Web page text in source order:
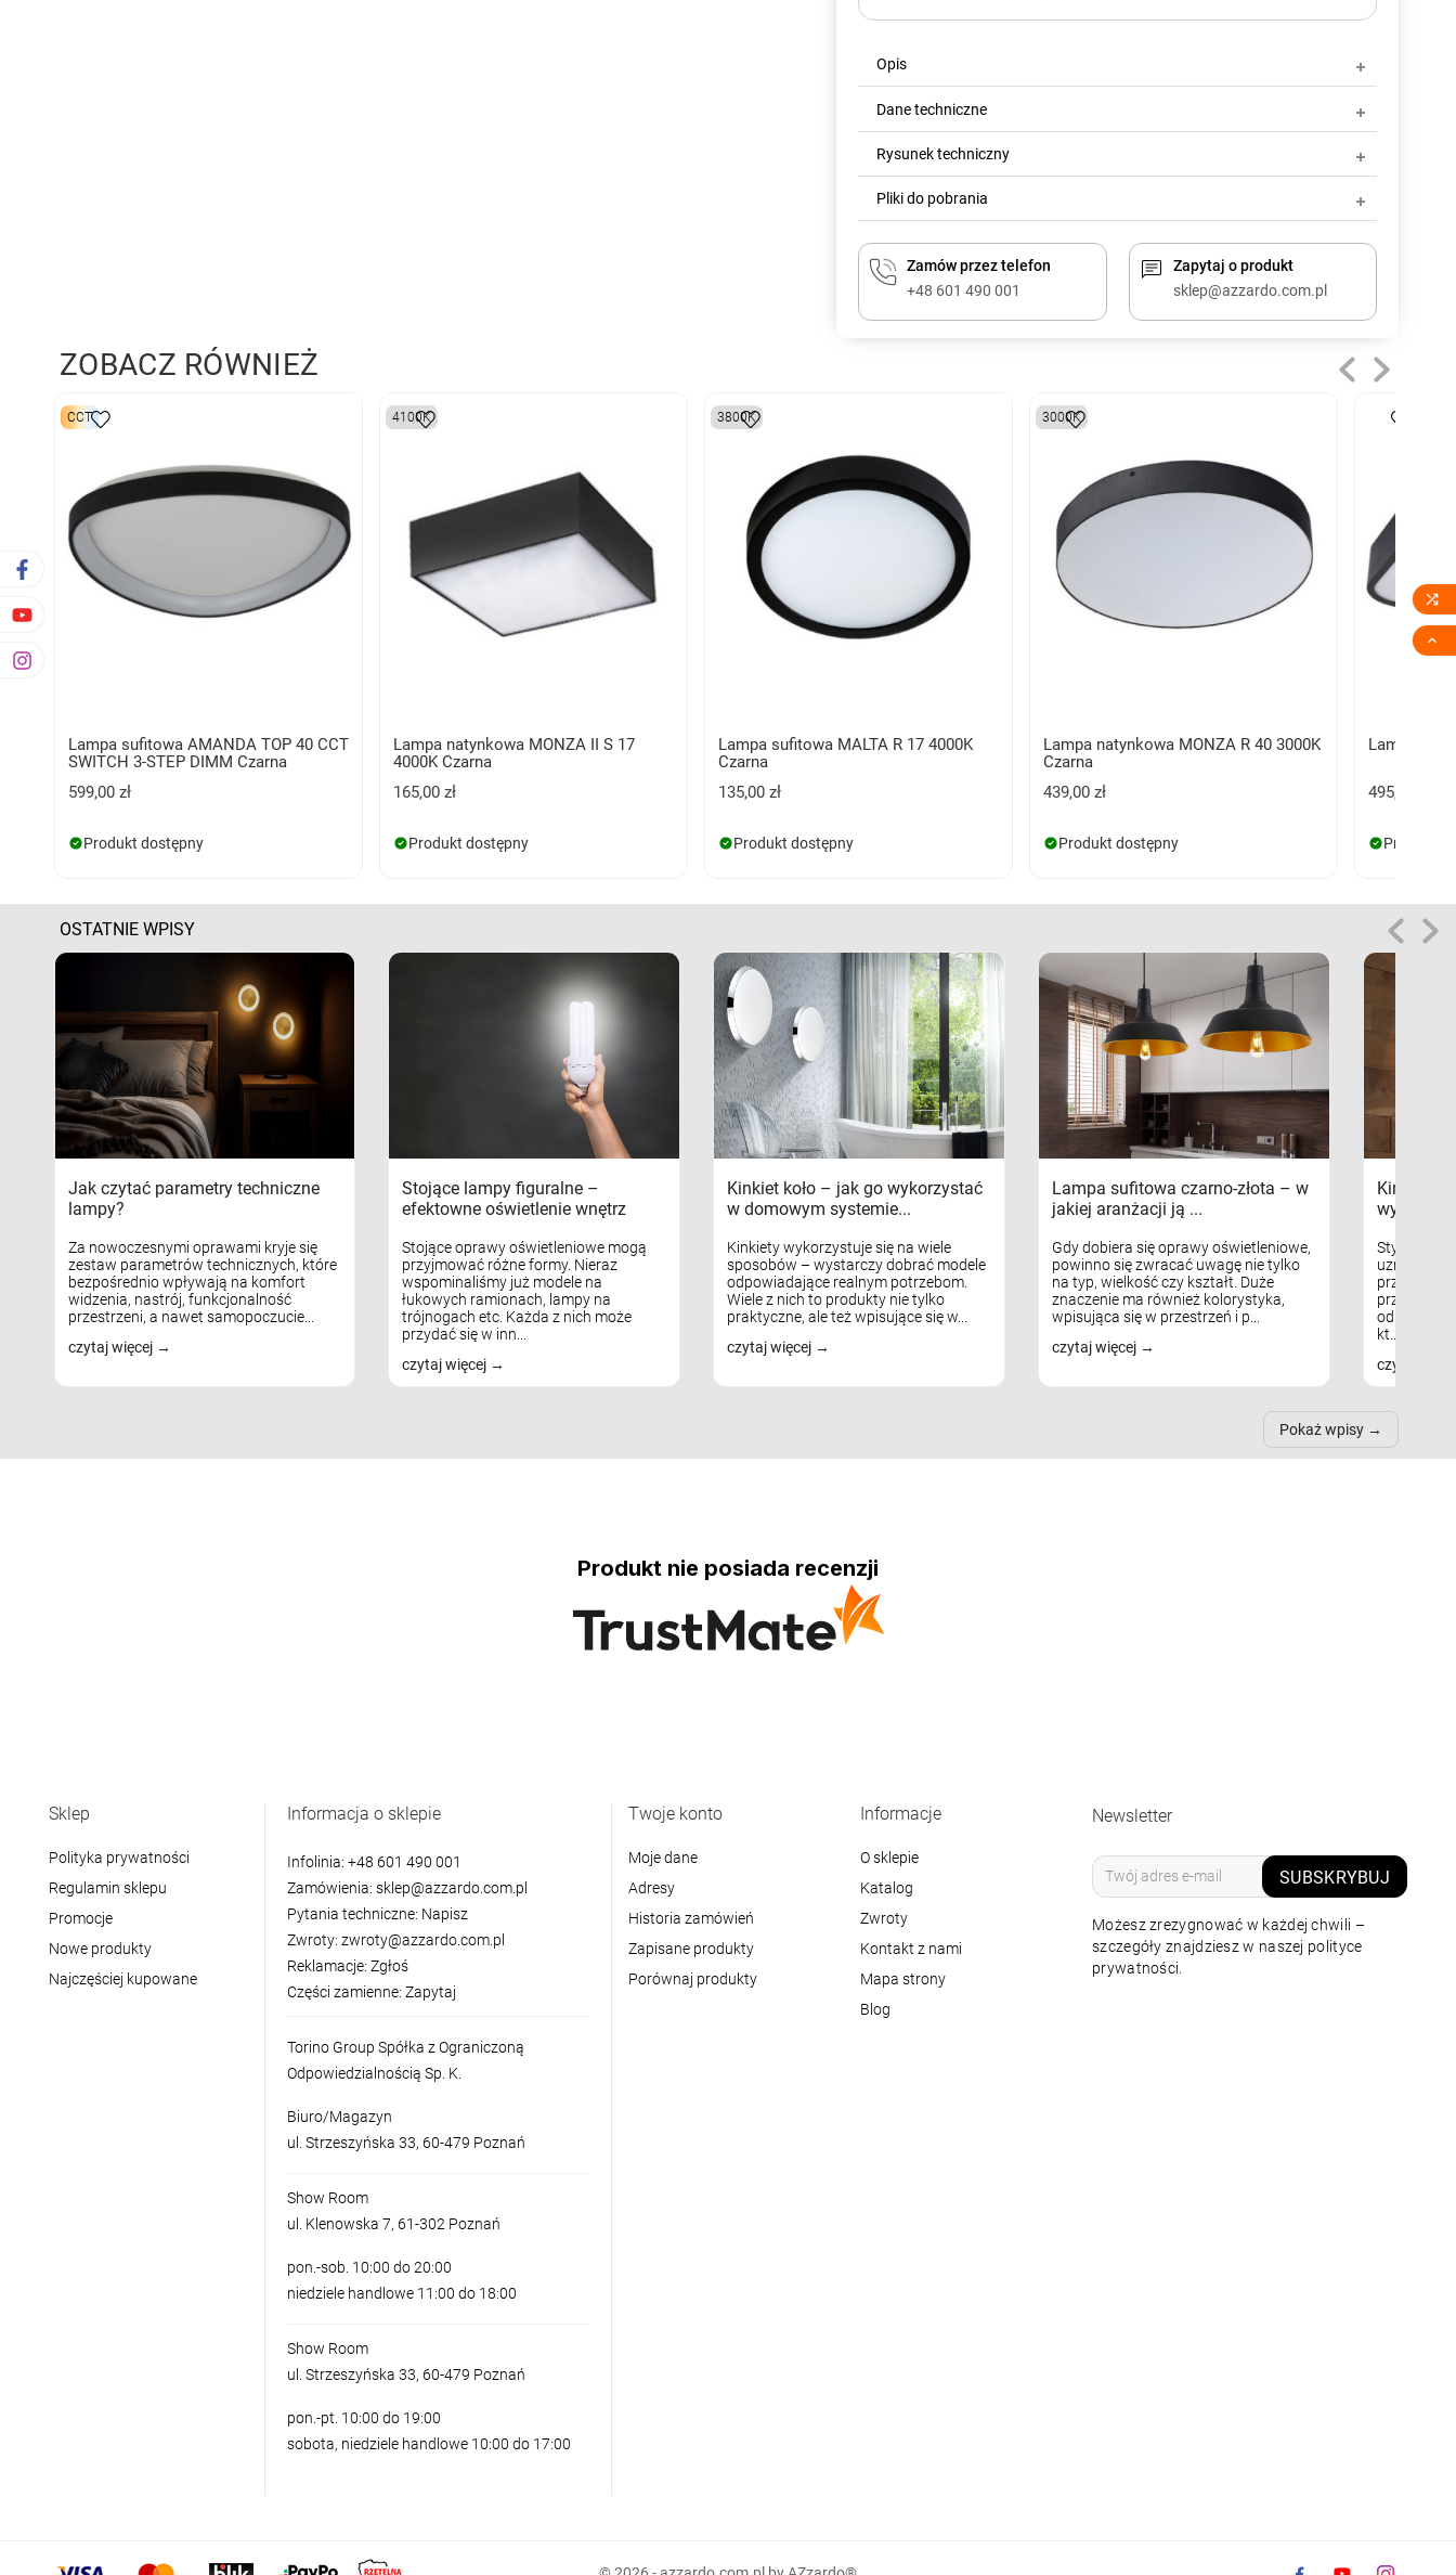
Opis
Dane techniczne
Rysunek techniczny
Pliki do pobrania
Zamów przez telefon
+48 601 490 001
Zapytaj o produkt
sklep@azzardo.com.pl
ZOBACZ RÓWNIEŻ
CCT
Lampa sufitowa AMANDA TOP 40 CCT
SWITCH 3-STEP DIMM Czarna
599,00 zł
Produkt dostępny
4100K
Lampa natynkowa MONZA II S 17
4000K Czarna
165,00 zł
Produkt dostępny
3800K
Lampa sufitowa MALTA R 17 4000K
Czarna
135,00 zł
Produkt dostępny
3000K
Lampa natynkowa MONZA R 40 3000K
Czarna
439,00 zł
Produkt dostępny
Lampa
495,00 zł
Produkt
OSTATNIE WPISY
Jak czytać parametry techniczne
lampy?
Za nowoczesnymi oprawami kryje się
zestaw parametrów technicznych, które
bezpośrednio wpływają na komfort
widzenia, nastrój, funkcjonalność
przestrzeni, a nawet samopoczucie...
czytaj więcej
Stojące lampy figuralne –
efektowne oświetlenie wnętrz
Stojące oprawy oświetleniowe mogą
przyjmować różne formy. Nieraz
wspominaliśmy już modele na
łukowych ramionach, lampy na
trójnogach etc. Każda z nich może
przydać się w inn...
czytaj więcej
Kinkiet koło – jak go wykorzystać
w domowym systemie...
Kinkiety wykorzystuje się na wiele
sposobów – wystarczy dobrać modele
odpowiadające realnym potrzebom.
Wiele z nich to produkty nie tylko
praktyczne, ale też wpisujące się w...
czytaj więcej
Lampa sufitowa czarno-złota – w
jakiej aranżacji ją ...
Gdy dobiera się oprawy oświetleniowe,
powinno się zwracać uwagę nie tylko
na typ, wielkość czy kształt. Duże
znaczenie ma również kolorystyka,
wpisująca się w przestrzeń i p...
czytaj więcej
Kinkiety
Styl
uznaniem
kt...
czytaj
Pokaż wpisy
Produkt nie posiada recenzji
Sklep
Polityka prywatności
Regulamin sklepu
Promocje
Nowe produkty
Najczęściej kupowane
Informacja o sklepie
Infolinia: +48 601 490 001
Zamówienia: sklep@azzardo.com.pl
Pytania techniczne: Napisz
Zwroty: zwroty@azzardo.com.pl
Reklamacje: Zgłoś
Części zamienne: Zapytaj
Torino Group Spółka z Ograniczoną
Odpowiedzialnością Sp. K.
Biuro/Magazyn
ul. Strzeszyńska 33, 60-479 Poznań
Show Room
ul. Klenowska 7, 61-302 Poznań
pon.-sob. 10:00 do 20:00
niedziele handlowe 11:00 do 18:00
Show Room
ul. Strzeszyńska 33, 60-479 Poznań
pon.-pt. 10:00 do 19:00
sobota, niedziele handlowe 10:00 do 17:00
Twoje konto
Moje dane
Adresy
Historia zamówień
Zapisane produkty
Porównaj produkty
Informacje
O sklepie
Katalog
Zwroty
Kontakt z nami
Mapa strony
Blog
Newsletter
SUBSKRYBUJ
Możesz zrezygnować w każdej chwili –
szczegóły znajdziesz w naszej polityce
prywatności.

